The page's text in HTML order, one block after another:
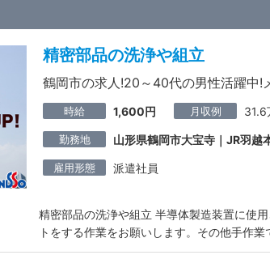
精密部品の洗浄や組立
鶴岡市の求人!20～40代の男性活躍中
時給 1,600円 月収例 31.6
勤務地 山形県鶴岡市大宝寺｜JR羽
雇用形態 派遣社員
精密部品の洗浄や組立 半導体製造装置に使
トをする作業をお願いします。その他手作業